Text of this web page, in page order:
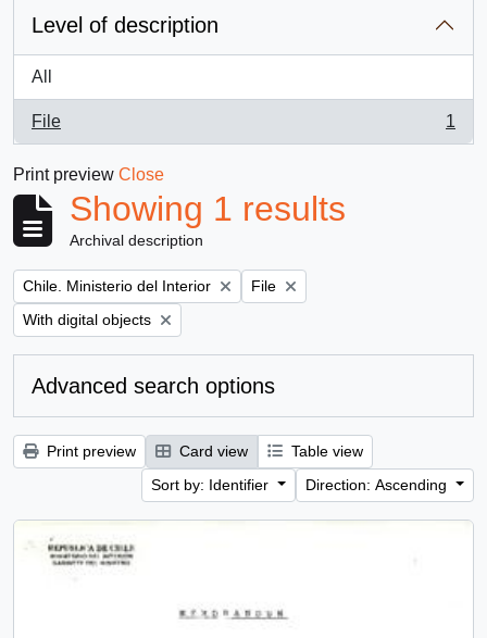
Level of description
All
File
, 1 results
1
Print preview Close
Showing 1 results
Archival description
Remove filter:
Chile. Ministerio del Interior Remove filter:
File
Remove filter:
With digital objects
Advanced search options
Print preview Card view
Table view
Sort by: Identifier
Direction: Ascending